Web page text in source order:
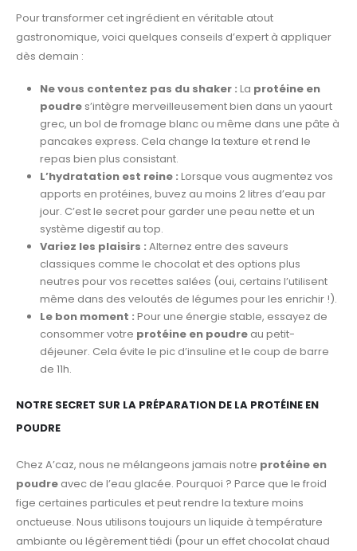
Pour transformer cet ingrédient en véritable atout
gastronomique, voici quelques conseils d’expert à appliquer
dès demain :
Ne vous contentez pas du shaker : La protéine en
poudres’intègre merveilleusement bien dans un yaourt
grec, un bol de fromage blanc ou même dans une pâte à
pancakes express. Cela change la texture et rend le
repas bien plus consistant.
L’hydratation est reine : Lorsque vous augmentez vos
apports en protéines, buvez au moins 2 litres d’eau par
jour. C’est le secret pour garder une peau nette et un
système digestif au top.
Variez les plaisirs : Alternez entre des saveurs
classiques comme le chocolat et des options plus
neutres pour vos recettes salées (oui, certains l’utilisent
même dans des veloutés de légumes pour les enrichir !).
Le bon moment : Pour une énergie stable, essayez de
consommer votre protéine en poudreau petit-
déjeuner. Cela évite le pic d’insuline et le coup de barre
de 11h.
NOTRE SECRET SUR LA PRÉPARATION DE LA PROTÉINE EN
POUDRE
Chez A’caz, nous ne mélangeons jamais notre protéine en
poudre avec de l’eau glacée. Pourquoi ? Parce que le froid
fige certaines particules et peut rendre la texture moins
onctueuse. Nous utilisons toujours un liquide à température
ambiante ou légèrement tiédi (pour un effet chocolat chaud